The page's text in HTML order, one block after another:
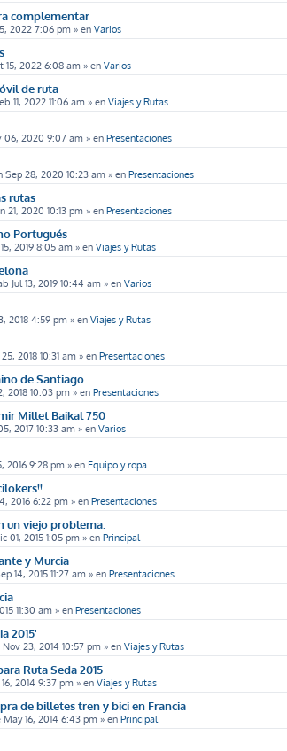
complementar
2022 7:06 pm » en Varios
15, 2022 6:08 am » en Varios
de ruta
11, 2022 11:06 am » en Viajes y Rutas
06, 2020 9:07 am » en Presentaciones
Sep 28, 2020 10:23 am » en Presentaciones
rutas
21, 2020 10:13 pm » en Presentaciones
Portugués
2019 8:05 am » en Viajes y Rutas
Jul 13, 2019 10:44 am » en Varios
2018 4:59 pm » en Viajes y Rutas
25, 2018 10:31 am » en Presentaciones
de Santiago
2018 10:03 pm » en Presentaciones
Millet Baikal 750
2017 10:33 am » en Varios
2016 9:28 pm » en Equipo y ropa
2016 6:22 pm » en Presentaciones
un viejo problema.
01, 2015 1:05 pm » en Principal
y Murcia
14, 2015 11:27 am » en Presentaciones
11:30 am » en Presentaciones
2015'
Nov 23, 2014 10:57 pm » en Viajes y Rutas
Ruta Seda 2015
2014 9:37 pm » en Viajes y Rutas
de billetes tren y bici en Francia
May 16, 2014 6:43 pm » en Principal